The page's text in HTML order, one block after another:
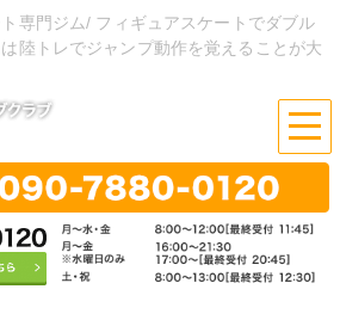
専門ジム/ フィギュアスケートでダブル
陸トレでジャンプ動作を覚えることが大